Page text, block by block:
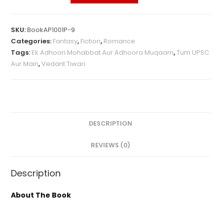
SKU:BookAP1001P-9
Categories: Fantasy, Fiction, Romance
Tags: Ek Adhoori Mohabbat Aur Adhoora Muqaam,Tum UPSC
Aur Main,Vedant Tiwari
DESCRIPTION
REVIEWS (0)
Description
About The Book